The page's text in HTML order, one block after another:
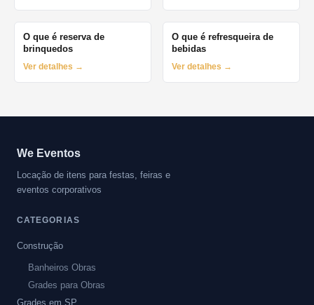
O que é reserva de
brinquedos
Ver detalhes →
O que é refresqueira de
bebidas
Ver detalhes →
We Eventos
Locação de itens para festas, feiras e
eventos corporativos
CATEGORIAS
Construção
Banheiros Obras
Grades para Obras
Grades em SP